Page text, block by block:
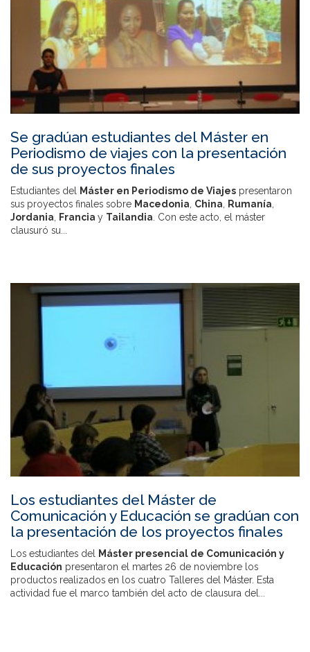
Se gradúan estudiantes del Máster en
Periodismo de viajes con la presentación
de sus proyectos finales
Estudiantes del Máster en Periodismo de Viajes presentaron
sus proyectos finales sobre Macedonia, China, Rumanía,
Jordania, Francia y Tailandia. Con este acto, el máster
clausuró su...
Los estudiantes del Máster de
Comunicación y Educación se gradúan con
la presentación de los proyectos finales
Los estudiantes del
Máster presencial de Comunicación y
Educación presentaron el martes 26 de noviembre los
productos realizados en los cuatro Talleres del Máster. Esta
actividad fue el marco también del acto de clausura del...